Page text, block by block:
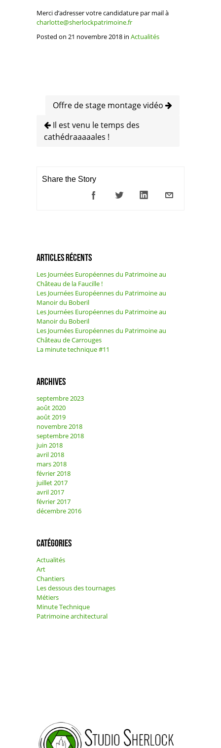
Merci d’adresser votre candidature par mail à
charlotte@sherlockpatrimoine.fr
Posted on 21 novembre 2018 in Actualités
Offre de stage montage vidéo
Il est venu le temps des
cathédraaaaales !
Share the Story
Articles récents
Les Journées Européennes du Patrimoine au
Château de la Faucille !
Les Journées Européennes du Patrimoine au
Manoir du Boberil
Les Journées Européennes du Patrimoine au
Manoir du Boberil
Les Journées Européennes du Patrimoine au
Château de Carrouges
La minute technique #11
Archives
septembre 2023
août 2020
août 2019
novembre 2018
septembre 2018
juin 2018
avril 2018
mars 2018
février 2018
juillet 2017
avril 2017
février 2017
décembre 2016
Catégories
Actualités
Art
Chantiers
Les dessous des tournages
Métiers
Minute Technique
Patrimoine architectural